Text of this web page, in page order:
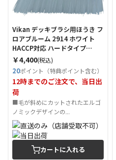
Vikan デッキブラシ用ほうき フ
ロアブルーム 2914 ホワイト
HACCP対応 ハードタイプ
（Tcode：4966937）
￥4,400(税込)
20ポイント（特典ポイント含む）
12時までのご注文で、当日出
荷
■毛が斜めにカットされたエルゴ
ノミックデザインの...
カートに入れる